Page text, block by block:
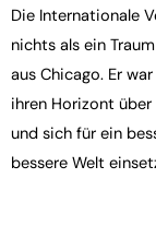
Die Internationale
nichts als ein
aus Chicago. Er
ihren Horizont
und sich für ein
bessere Welt